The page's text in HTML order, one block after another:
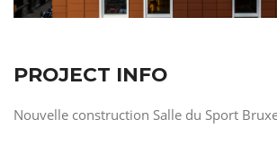
PROJECT INFO
Nouvelle construction Salle du Sport